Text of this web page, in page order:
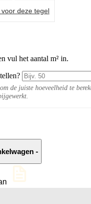
deze tegel
vul het aantal m² in.
de juiste hoeveelheid te
-